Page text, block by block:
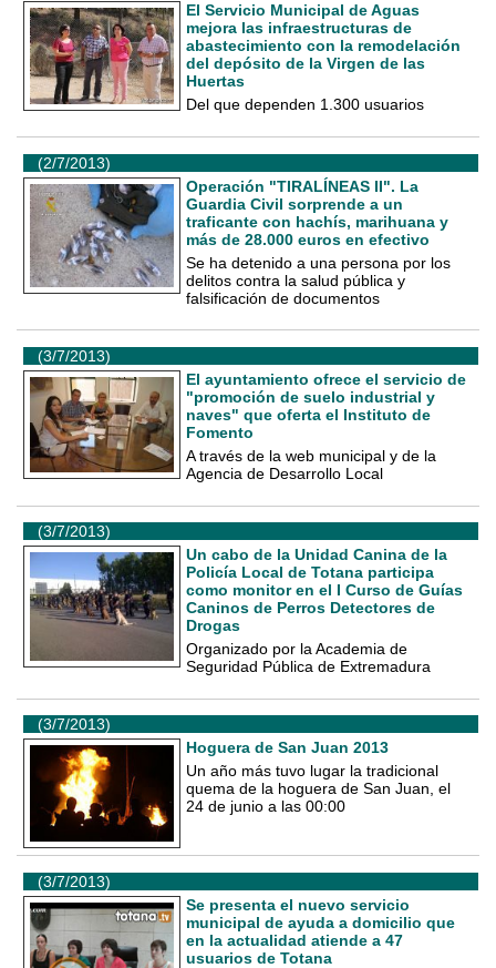
El Servicio Municipal de Aguas
mejora las infraestructuras de
abastecimiento con la remodelación
del depósito de la Virgen de las
Huertas
Del que dependen 1.300 usuarios
(2/7/2013)
Operación "TIRALÍNEAS II". La
Guardia Civil sorprende a un
traficante con hachís, marihuana y
más de 28.000 euros en efectivo
Se ha detenido a una persona por los
delitos contra la salud pública y
falsificación de documentos
(3/7/2013)
El ayuntamiento ofrece el servicio de
"promoción de suelo industrial y
naves" que oferta el Instituto de
Fomento
A través de la web municipal y de la
Agencia de Desarrollo Local
(3/7/2013)
Un cabo de la Unidad Canina de la
Policía Local de Totana participa
como monitor en el I Curso de Guías
Caninos de Perros Detectores de
Drogas
Organizado por la Academia de
Seguridad Pública de Extremadura
(3/7/2013)
Hoguera de San Juan 2013
Un año más tuvo lugar la tradicional
quema de la hoguera de San Juan, el
24 de junio a las 00:00
(3/7/2013)
Se presenta el nuevo servicio
municipal de ayuda a domicilio que
en la actualidad atiende a 47
usuarios de Totana